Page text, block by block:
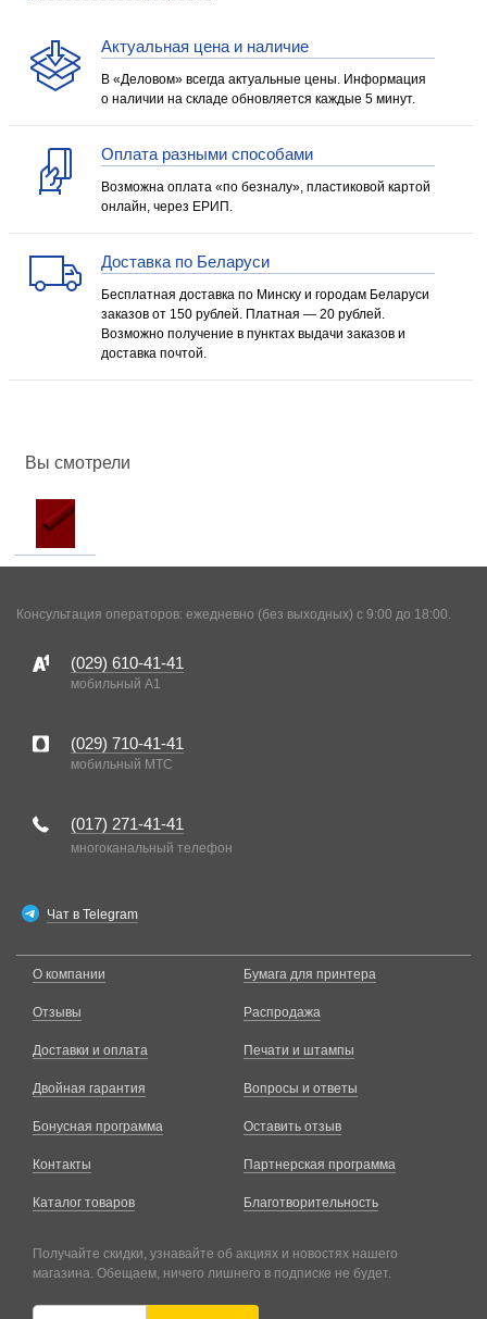
Актуальная цена и наличие
В «Деловом» всегда актуальные цены. Информация
о наличии на складе обновляется каждые 5 минут.
Оплата разными способами
Возможна оплата «по безналу», пластиковой картой
онлайн, через ЕРИП.
Доставка по Беларуси
Бесплатная доставка по Минску и городам Беларуси
заказов от 150 рублей. Платная — 20 рублей.
Возможно получение в пунктах выдачи заказов и
доставка почтой.
Вы смотрели
Консультация операторов: ежедневно (без выходных) с 9:00 до 18:00.
(029) 610-41-41
мобильный A1
(029) 710-41-41
мобильный MTC
(017) 271-41-41
многоканальный телефон
Чат в Telegram
О компании
Отзывы
Доставки и оплата
Двойная гарантия
Бонусная программа
Контакты
Каталог товаров
Бумага для принтера
Распродажа
Печати и штампы
Вопросы и ответы
Оставить отзыв
Партнерская программа
Благотворительность
Получайте скидки, узнавайте об акциях и новостях нашего
магазина. Обещаем, ничего лишнего в подписке не будет.